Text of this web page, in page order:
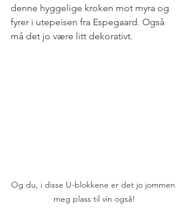
denne hyggelige kroken mot myra og
fyrer i utepeisen fra Espegaard. Også
må det jo være litt dekorativt.
Og du, i disse U-blokkene er det jo jommen
meg plass til vin også!